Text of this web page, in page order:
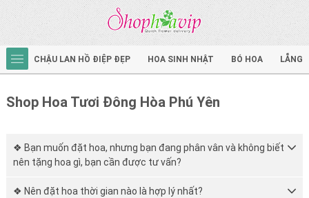
CHẬU LAN HỒ ĐIỆP ĐẸP HOA SINH NHẬT BÓ HOA LẴNG
Shop Hoa Tươi Đông Hòa Phú Yên
❖ Bạn muốn đặt hoa, nhưng bạn đang phân vân và không biết
nên tặng hoa gì, bạn cần được tư vấn?
❖ Nên đặt hoa thời gian nào là hợp lý nhất?